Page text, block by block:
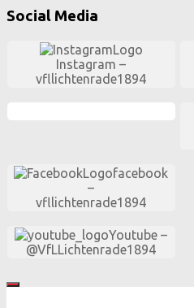
Social Media
Instagram –
vfllichtenrade1894
facebook
–
vfllichtenrade1894
Youtube –
@VfLLichtenrade1894